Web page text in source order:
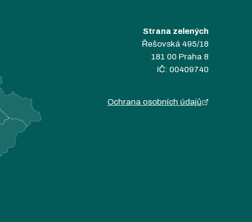
Strana zelených
Řešovská 495/18
181 00 Praha 8
IČ: 00409740
Ochrana osobních údajů